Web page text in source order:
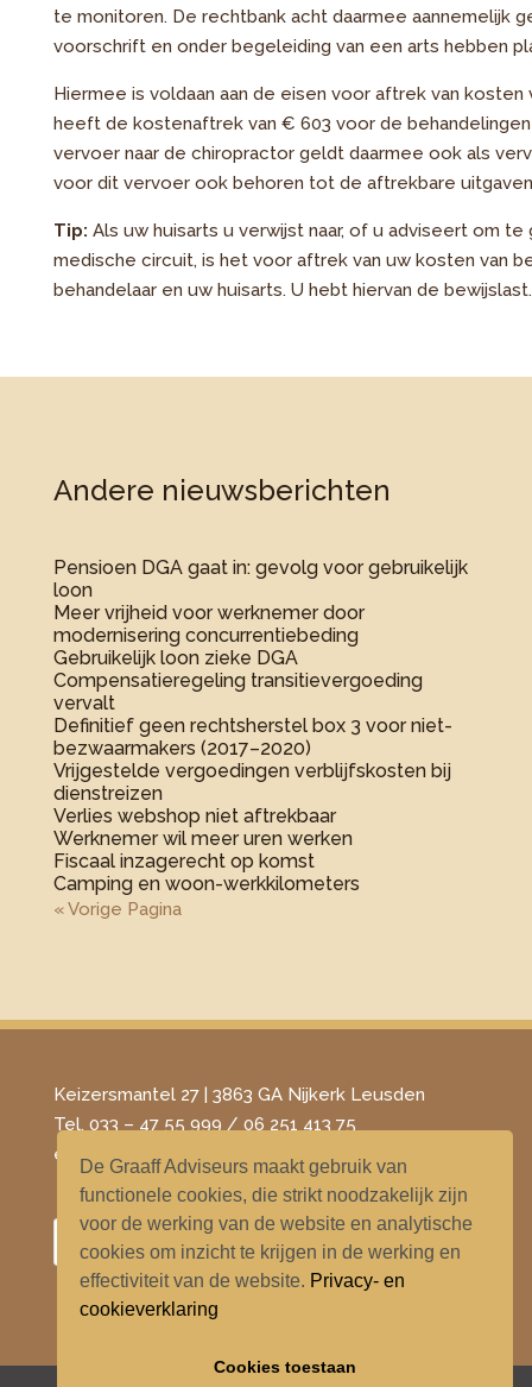
De Graaff Adviseurs maakt gebruik van
functionele cookies, die strikt noodzakelijk zijn
voor de werking van de website en analytische
cookies om inzicht te krijgen in de werking en
effectiviteit van de website. Privacy- en
cookieverklaring
Cookies toestaan
te monitoren. De rechtbank acht daarmee aannemelijk
voorschrift en onder begeleiding van een arts hebben
Hiermee is voldaan aan de eisen voor aftrek van
heeft de kostenaftrek van € 603 voor de
vervoer naar de chiropractor geldt daarmee ook als
voor dit vervoer ook behoren tot de aftrekbare
Tip: Als uw huisarts u verwijst naar, of u adviseert om
medische circuit, is het voor aftrek van uw kosten van
behandelaar en uw huisarts. U hebt hiervan de
Andere nieuwsberichten
Pensioen DGA gaat in: gevolg voor gebruikelijk
loon
Meer vrijheid voor werknemer door
modernisering concurrentiebeding
Gebruikelijk loon zieke DGA
Compensatieregeling transitievergoeding
vervalt
Definitief geen rechtsherstel box 3 voor niet-
bezwaarmakers (2017–2020)
Vrijgestelde vergoedingen verblijfskosten bij
dienstreizen
Verlies webshop niet aftrekbaar
Werknemer wil meer uren werken
Fiscaal inzagerecht op komst
Camping en woon-werkkilometers
« Vorige Pagina
Keizersmantel 27 | 3863 GA Nijkerk Leusden
Tel. 033 – 47 55 999 / 06 251 413 75
​e-mail –
info@degraaffadviseurs.nl